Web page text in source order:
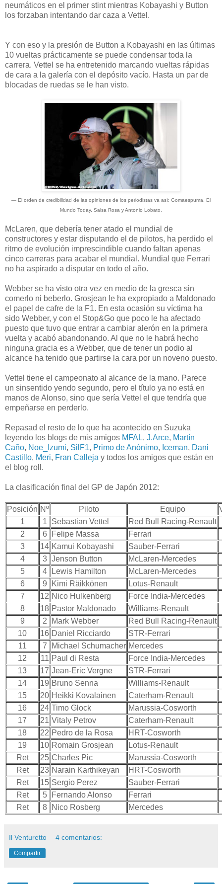
neumáticos en el primer stint mientras Kobayashi y Button
los forzaban intentando dar caza a Vettel.
Y con eso y la presión de Button a Kobayashi en las últimas
10 vueltas prácticamente se puede condensar toda la
carrera. Vettel se ha entretenido marcando vueltas rápidas
de cara a la galería con el depósito vacío. Hasta un par de
blocadas de ruedas se le han visto.
— El orden de credibilidad de las opiniones de los periodistas va así: Gomaespuma, El
Mundo Today, Salsa Rosa y Antonio Lobato.
McLaren, que debería tener atado el mundial de
constructores y estar disputando el de pilotos, ha perdido el
ritmo de evolución imprescindible cuando faltan apenas
cinco carreras para acabar el mundial. Mundial que Ferrari
no ha aspirado a disputar en todo el año.
Webber se ha visto otra vez en medio de la gresca sin
comerlo ni beberlo. Grosjean le ha expropiado a Maldonado
el papel de cafre de la F1. En esta ocasión su víctima ha
sido Webber, y con el Stop&Go que poco le ha afectado
puesto que tuvo que entrar a cambiar alerón en la primera
vuelta y acabó abandonando. Al que no le habrá hecho
ninguna gracia es a Webber, que de tener un podio al
alcance ha tenido que partirse la cara por un noveno puesto.
Vettel tiene el campeonato al alcance de la mano. Parece
un sinsentido yendo segundo, pero el título ya no está en
manos de Alonso, sino que sería Vettel el que tendría que
empeñarse en perderlo.
Repasad el resto de lo que ha acontecido en Suzuka
leyendo los blogs de mis amigos MFAL, J.Arce, Martín
Caño, Noe_Izumi, SilF1, Primo de Anónimo, Iceman, Dani
Castillo, Meri, Fran Calleja y todos los amigos que están en
el blog roll.
La clasificación final del GP de Japón 2012:
Posición Nº Piloto Equipo
1
1 Sebastian Vettel
Red Bull Racing-Renault
2
6 Felipe Massa
Ferrari
3
14 Kamui Kobayashi
Sauber-Ferrari
4
3 Jenson Button
McLaren-Mercedes
5
4 Lewis Hamilton
McLaren-Mercedes
6
9 Kimi Räikkönen
Lotus-Renault
7
12 Nico Hulkenberg
Force India-Mercedes
8
18 Pastor Maldonado
Williams-Renault
9
2 Mark Webber
Red Bull Racing-Renault
10
16 Daniel Ricciardo
STR-Ferrari
11
7 Michael Schumacher Mercedes
12
11 Paul di Resta
Force India-Mercedes
13
17 Jean-Eric Vergne
STR-Ferrari
14
19 Bruno Senna
Williams-Renault
15
20 Heikki Kovalainen
Caterham-Renault
16
24 Timo Glock
Marussia-Cosworth
17
21 Vitaly Petrov
Caterham-Renault
18
22 Pedro de la Rosa
HRT-Cosworth
19
10 Romain Grosjean
Lotus-Renault
Ret
25 Charles Pic
Marussia-Cosworth
Ret
23 Narain Karthikeyan
HRT-Cosworth
Ret
15 Sergio Perez
Sauber-Ferrari
Ret
5 Fernando Alonso
Ferrari
Ret
8 Nico Rosberg Mercedes
Il Venturetto 4 comentarios:
Compartir